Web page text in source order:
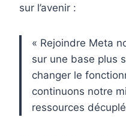
sur l’avenir :
« Rejoindre Meta
sur une base plus
changer le
continuons notre
ressources